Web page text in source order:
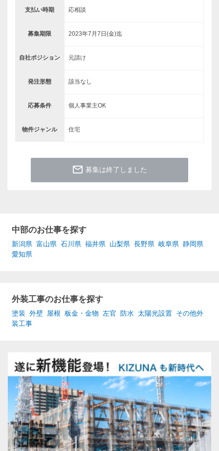
支払い時期 応相談
募集期限 2023年7月7日(金)迄
自社ポジション 元請け
発注形態 該当なし
応募条件 個人事業主OK
物件ジャンル 住宅
mail_outline 募集は終了しました
中部のお仕事を探す
新潟県 富山県 石川県 福井県 山梨県 長野県 岐阜県 静岡県
愛知県
外装工事のお仕事を探す
塗装 外壁 屋根 板金・金物 左官 防水 太陽光設置 その他外
装工事